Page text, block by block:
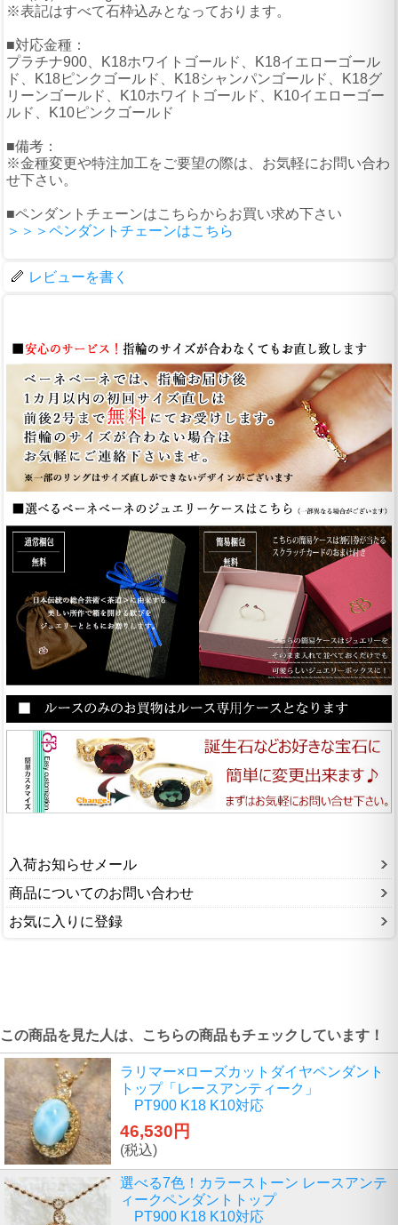
※表記はすべて石枠込みとなっております。
■対応金種：
プラチナ900、K18ホワイトゴールド、K18イエローゴール
ド、K18ピンクゴールド、K18シャンパンゴールド、K18グ
リーンゴールド、K10ホワイトゴールド、K10イエローゴー
ルド、K10ピンクゴールド
■備考：
※金種変更や特注加工をご要望の際は、お気軽にお問い合わ
せ下さい。
■ペンダントチェーンはこちらからお買い求め下さい
＞＞＞ペンダントチェーンはこちら
レビューを書く
入荷お知らせメール
商品についてのお問い合わせ
お気に入りに登録
この商品を見た人は、こちらの商品もチェックしています！
ラリマー×ローズカットダイヤペンダント
トップ「レースアンティーク」
PT900 K18 K10対応
46,530円
(税込)
選べる7色！カラーストーン レースアンテ
ィークペンダントトップ
PT900 K18 K10対応